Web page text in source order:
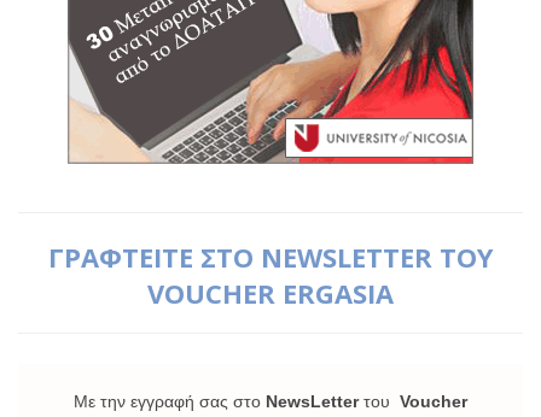
ΓΡΑΦΤΕΙΤΕ ΣΤΟ NEWSLETTER ΤΟΥ
VOUCHER ERGASIA
Με την εγγραφή σας στο NewsLetterτου Voucher